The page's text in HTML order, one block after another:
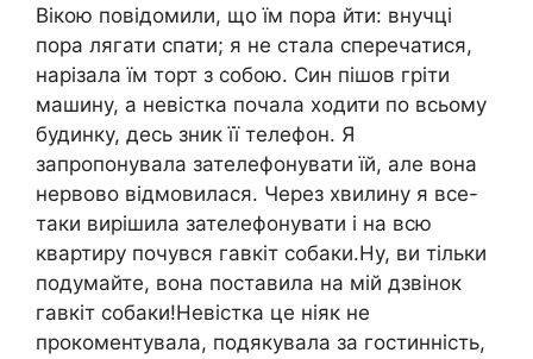
Вікою повідомили, що їм пора йти: внучці
пора лягати спати; я не стала сперечатися,
нарізала їм торт з собою. Син пішов гріти
машину, а невістка почала ходити по всьому
будинку, десь зник її телефон. Я
запропонувала зателефонувати їй, але вона
нервово відмовилася. Через хвилину я все-
таки вирішила зателефонувати і на всю
квартиру почувся гавкіт собаки.Ну, ви тільки
подумайте, вона поставила на мій дзвінок
гавкіт собаки!Невістка це ніяк не
прокоментувала, подякувала за гостинність,